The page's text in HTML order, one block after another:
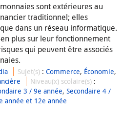
sont extérieures au
traditionnel; elles
dans un réseau informatique.
plus sur leur fonctionnement
qui peuvent être associés
Sujet(s) :Commerce, Économie,
Niveau(x) scolaire(s) :
3 / 9e année, Secondaire 4 /
année et 12e année